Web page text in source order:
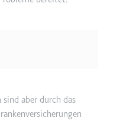
aber durch das